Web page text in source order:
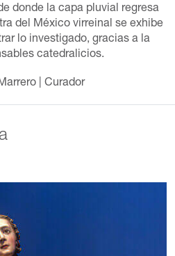
donde la capa pluvial regresa
del México virreinal se exhibe
lo investigado, gracias a la
catedralicios.
| Curador